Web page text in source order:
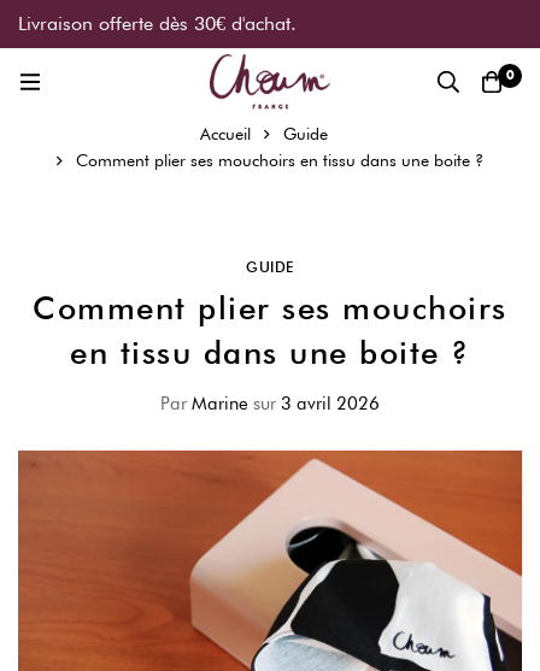
Livraison offerte dès 30€ d'achat.
0
Accueil
Guide
Comment plier ses mouchoirs en tissu dans une boite ?
GUIDE
Comment plier ses mouchoirs
en tissu dans une boite ?
Par Marine sur 3 avril 2026